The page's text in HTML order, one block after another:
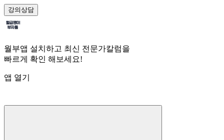
강의상담
월부앱 설치하고 최신 전문가칼럼을
빠르게 확인 해보세요!
앱 열기